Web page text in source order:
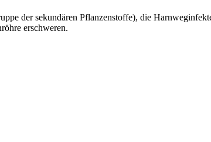
der sekundären Pflanzenstoffe), die
erschweren.